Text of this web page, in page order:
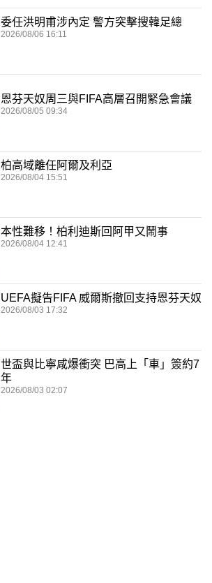
委任洪明甫涉內定 警方突擊搜韓足總
2026/08/06 16:11
恩芬天奴周三與FIFA高層召開緊急會議
2026/08/05 09:34
柏高域離任阿爾及利亞
2026/08/04 15:51
本性難移！柏利迪斯回阿甲又鬧事
2026/08/04 12:41
UEFA擬告FIFA 威爾斯撤回支持恩芬天奴
2026/08/03 17:32
世盃與比寧咸爆衝突 巴高上「車」簽約7
年
2026/08/03 02:07